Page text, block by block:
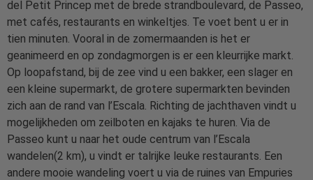
del Petit Princep met de brede strandboulevard, de Passeo,
met cafés, restaurants en winkeltjes. Te voet bent u er in
tien minuten. Vooral in de zomermaanden is het er
geanimeerd en op zondagmorgen is er een kleurrijke markt.
Op loopafstand, bij de zee vind u een bakker, een slager en
een kleine supermarkt, de grotere supermarkten bevinden
zich aan de rand van l’Escala. Richting de jachthaven vindt u
mogelijkheden om zeilboten en kajaks te huren. Via de
Passeo kunt u naar het oude centrum van l’Escala
wandelen(2 km), u vindt er talrijke leuke restaurants. Een
andere mooie wandeling voert u via de ruines van Empuries